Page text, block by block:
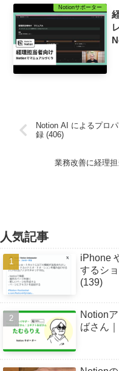
Notionサポーター
Notion AI によるプロ
録 (406)
業務改善に経理
人気記事
iPhone
するシ
(139)
Notion
ばさん